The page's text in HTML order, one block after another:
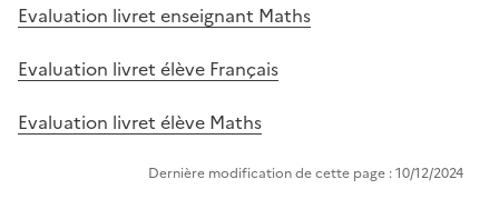
Evaluation livret enseignant Maths
Evaluation livret élève Français
Evaluation livret élève Maths
Dernière modification de cette page : 10/12/2024